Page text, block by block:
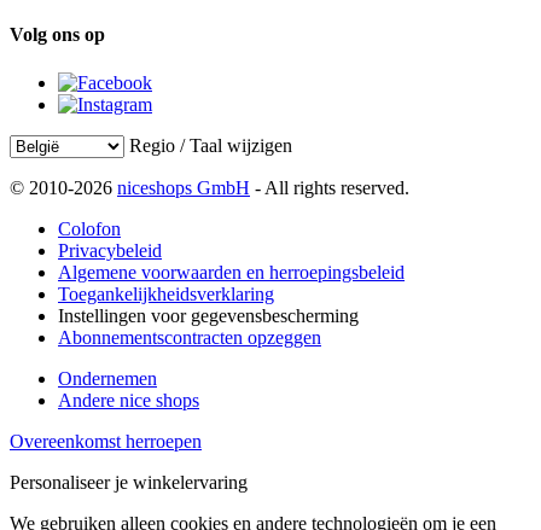
Volg ons op
Regio / Taal wijzigen
© 2010-2026 niceshops GmbH - All rights reserved.
Colofon
Privacybeleid
Algemene voorwaarden en herroepingsbeleid
Toegankelijkheidsverklaring
Instellingen voor gegevensbescherming
Abonnementscontracten opzeggen
Ondernemen
Andere nice shops
Overeenkomst herroepen
Personaliseer je winkelervaring
We gebruiken alleen cookies en andere technologieën om je een